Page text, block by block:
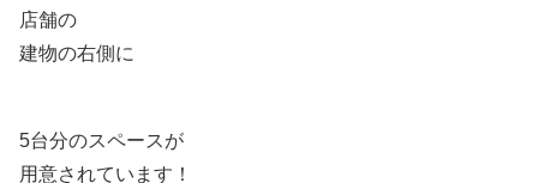
店舗の
建物の右側に
5台分のスペースが
用意されています！